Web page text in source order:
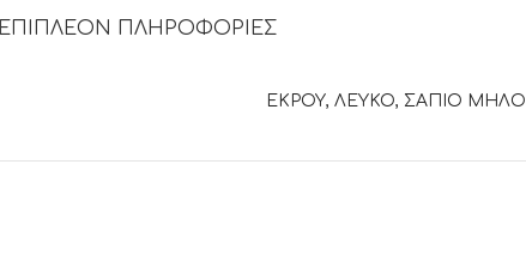
ΕΠΙΠΛΈΟΝ ΠΛΗΡΟΦΟΡΊΕΣ
ΕΚΡΟΥ, ΛΕΥΚΟ, ΣΑΠΙΟ ΜΗΛΟ